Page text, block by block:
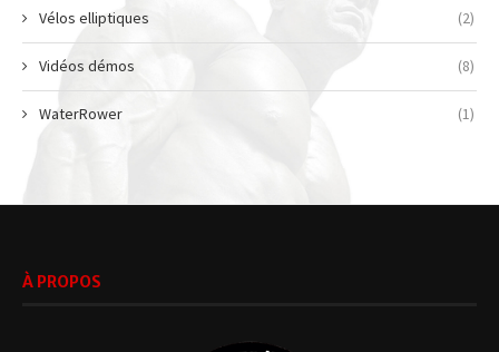
Vélos elliptiques (2)
Vidéos démos (8)
WaterRower (1)
À PROPOS